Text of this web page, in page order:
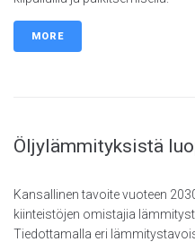
MORE
Öljylämmityksistä
Kansallinen tavoite vuoteen
kiinteistöjen omistajia
Tiedottamalla eri